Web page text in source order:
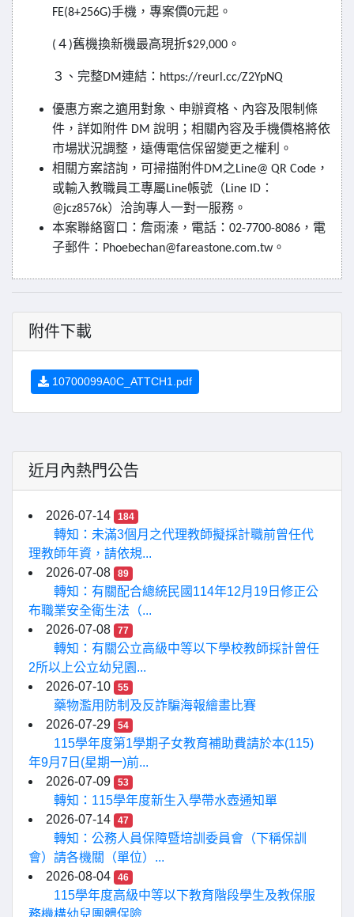
FE(8+256G)手機，專案價0元起。
( ４ )舊機換新機最高現折$29,000 。
３、完整DM連結： https://reurl.cc/Z2YpNQ
優惠方案之適用對象、申辦資格、內容及限制條
件，詳如附件 DM 說明；相關內容及手機價格將依
市場狀況調整，遠傳電信保留變更之權利。
相關方案諮詢，可掃描附件DM之 Line@ QR Code ，
或輸入教職員工專屬Line帳號（Line ID ：
@jcz8576k）洽詢專人一對一服務。
本案聯絡窗口：詹雨溱，電話： 02-7700-8086 ，電
子郵件： Phoebechan@fareastone.com.tw。
附件下載
10700099A0C_ATTCH1.pdf
近月內熱門公告
2026-07-14 184
轉知：未滿3個月之代理教師擬採計職前曾任代
理教師年資，請依規...
2026-07-08
89
轉知：有關配合總統民國114年12月19日修正公
布職業安全衛生法（...
2026-07-08
77
轉知：有關公立高級中等以下學校教師採計曾任
2所以上公立幼兒園...
2026-07-10
55
藥物濫用防制及反詐騙海報繪畫比賽
2026-07-29
54
115學年度第1學期子女教育補助費請於本(115)
年9月7日(星期一)前...
2026-07-09
53
轉知：115學年度新生入學帶水壺通知單
2026-07-14
47
轉知：公務人員保障暨培訓委員會（下稱保訓
會）請各機關（單位）...
2026-08-04
46
115學年度高級中等以下教育階段學生及教保服
務機構幼兒團體保險...